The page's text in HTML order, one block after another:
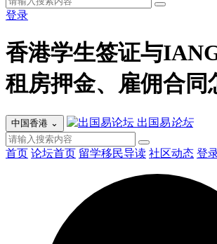
登录
香港学生签证与
租房押金、雇佣合同
中国香港 ⌄ 出国易论坛
首页 论坛首页 留学移民导读 社区动态 登